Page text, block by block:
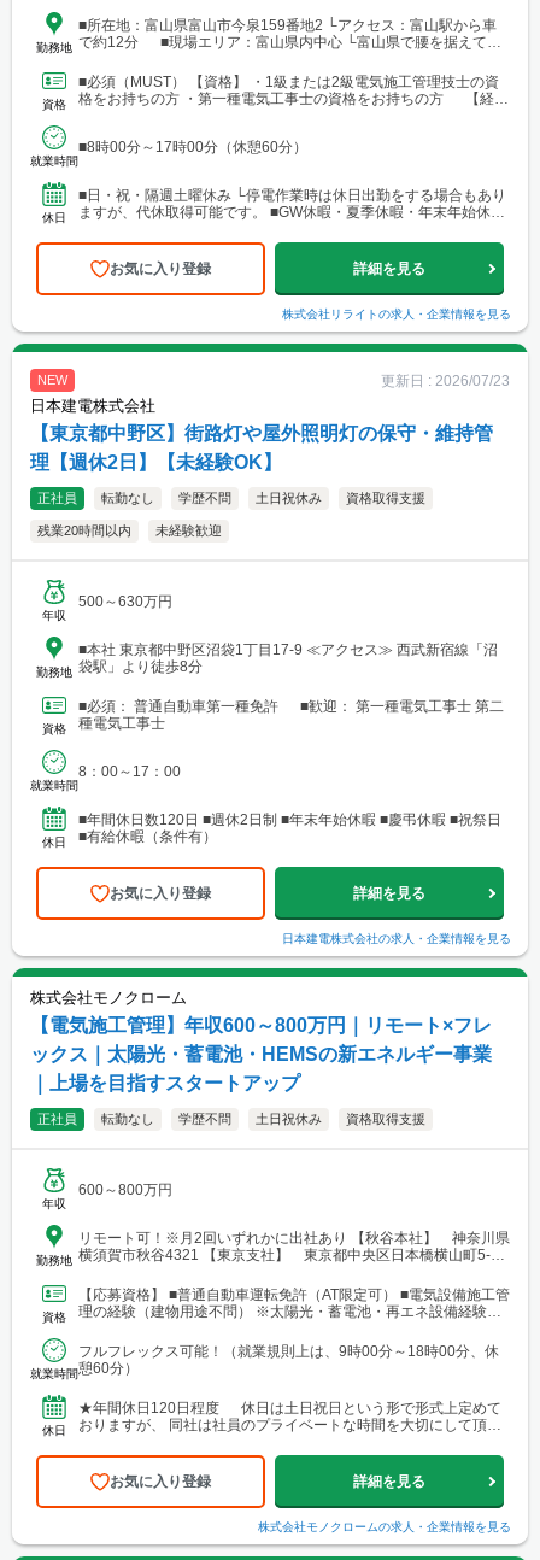
勤務地
■所在地：富山県富山市今泉159番地2 └アクセス：富山駅から車
で約12分 ■現場エリア：富山県内中心 └富山県で腰を据えて働
資格
■必須（MUST） 【資格】 ・1級または2級電気施工管理技士の資
格をお持ちの方 ・第一種電気工事士の資格をお持ちの方 【経
就業時間
■8時00分～17時00分（休憩60分）
休日
■日・祝・隔週土曜休み └停電作業時は休日出勤をする場合もあり
ますが、代休取得可能です。 ■GW休暇・夏季休暇・年末年始休暇
お気に入り登録 詳細を見る
株式会社リライトの求人・企業情報を見る
NEW 更新日 : 2026/07/23
日本建電株式会社
【東京都中野区】街路灯や屋外照明灯の保守・維持管
理【週休2日】【未経験OK】
正社員 転勤なし 学歴不問 土日祝休み 資格取得支援
残業20時間以内 未経験歓迎
年収
500～630万円
勤務地
■本社 東京都中野区沼袋1丁目17-9 ≪アクセス≫ 西武新宿線「沼
袋駅」より徒歩8分
資格
■必須： 普通自動車第一種免許 ■歓迎： 第一種電気工事士 第二
種電気工事士
就業時間
8：00～17：00
休日
■年間休日数120日 ■週休2日制 ■年末年始休暇 ■慶弔休暇 ■祝祭日
■有給休暇（条件有）
お気に入り登録 詳細を見る
日本建電株式会社の求人・企業情報を見る
株式会社モノクローム
【電気施工管理】年収600～800万円｜リモート×フレ
ックス｜太陽光・蓄電池・HEMSの新エネルギー事業
｜上場を目指すスタートアップ
正社員 転勤なし 学歴不問 土日祝休み 資格取得支援
年収
600～800万円
勤務地
リモート可！※月2回いずれかに出社あり 【秋谷本社】 神奈川県
横須賀市秋谷4321 【東京支社】 東京都中央区日本橋横山町5-13
資格
【応募資格】 ■普通自動車運転免許（AT限定可） ■電気設備施工管
理の経験（建物用途不問） ※太陽光・蓄電池・再エネ設備経験者
就業時間
フルフレックス可能！（就業規則上は、9時00分～18時00分、休
憩60分）
休日
★年間休日120日程度 休日は土日祝日という形で形式上定めて
おりますが、 同社は社員のプライベートな時間を大切にして頂い
お気に入り登録 詳細を見る
株式会社モノクロームの求人・企業情報を見る